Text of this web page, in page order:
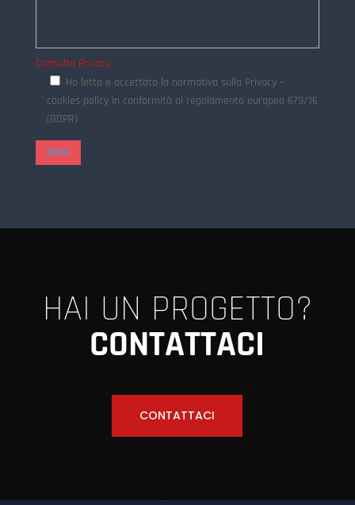
Consulta Privacy
Ho letto e accettato la normativa sulla Privacy –
cookies policy in conformità al regolamento europeo 679/16
(GDPR)
INVIA
HAI UN PROGETTO?
CONTATTACI
CONTATTACI